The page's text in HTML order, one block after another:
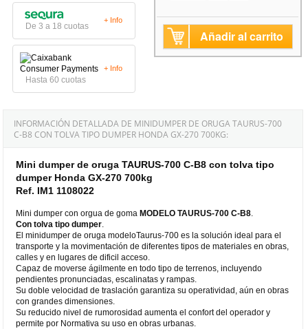
De 3 a 18 cuotas
+ Info
Hasta 60 cuotas
+ Info
Añadir al carrito
INFORMACIÓN DETALLADA DE MINIDUMPER DE ORUGA TAURUS-700
C-B8 CON TOLVA TIPO DUMPER HONDA GX-270 700KG:
Mini dumper de oruga TAURUS-700 C-B8 con tolva tipo
dumper Honda GX-270 700kg
Ref. IM1 1108022
Mini dumper con orgua de gomaMODELO TAURUS-700C-B8
Con tolva tipo dumper
El minidumper de oruga modeloTaurus-700 es la solución ideal para el
transporte y la movimentación de diferentes tipos de materiales en obras,
calles y en lugares de dificil acceso.
Capaz de moverse ágilmente en todo tipo de terrenos, incluyendo
pendientes pronunciadas, escalinatas y rampas.
Su doble velocidad de traslación garantiza su operatividad, aún en obras
con grandes dimensiones.
Su reducido nivel de rumorosidad aumenta el confort del operador y
permite por Normativa su uso en obras urbanas.